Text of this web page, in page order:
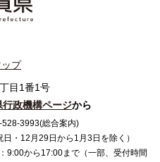
プ
目1番1号
行政機構ページから
3993(総合案内)
・12月29日から1月3日を除く）
9:00から17:00まで（一部、受付時間